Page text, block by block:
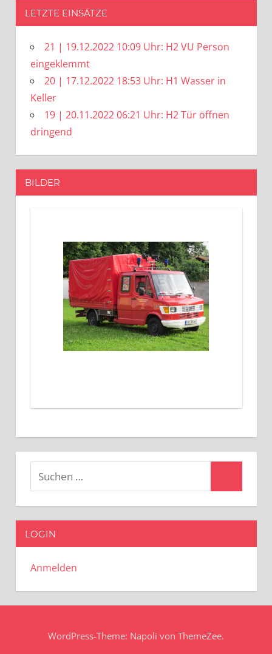
LETZTE EINSÄTZE
21 | 19.12.2022 10:09 Uhr: H2 VU Person
eingeklemmt
20 | 17.12.2022 18:53 Uhr: H1 Wasser in
Keller
19 | 20.11.2022 06:21 Uhr: H2 Tür öffnen
dringend
BILDER
Suchen
LOGIN
Anmelden
WordPress-Theme: Napoli von ThemeZee.